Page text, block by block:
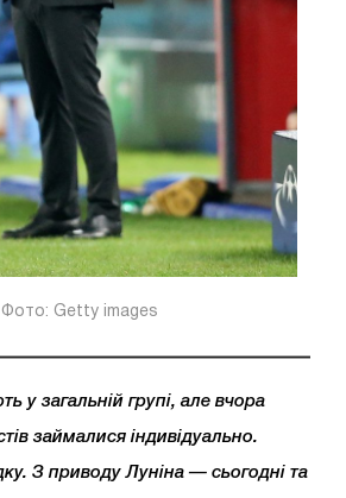
Фото: Getty images
у загальній групі, але вчора
займалися індивідуально.
З приводу Луніна — сьогодні та